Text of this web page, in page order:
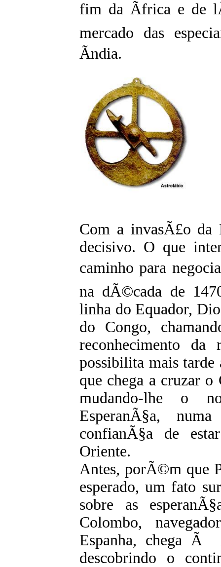
fim da Ãfrica e de
mercado das
Ãndia.
Com a invasÃ£o da
decisivo. O que
caminho para
na dÃ©cada de
linha do Equador,
do Congo,
reconhecimento da
possibilita mais
que chega a cruzar o
mudando-lhe o
EsperanÃ§a,
confianÃ§a de
Oriente.
Antes, porÃ©m que
esperado, um fato
sobre as
Colombo,
Espanha, chega Ã
descobrindo o